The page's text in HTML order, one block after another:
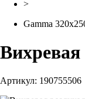
>
Gamma
Вихревая
Артикул: 190755506